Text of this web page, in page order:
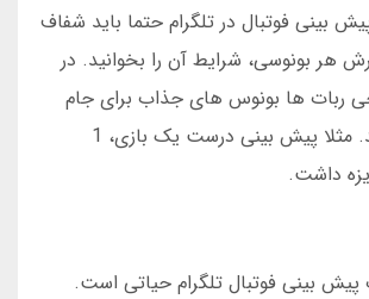
بینی فوتبال در تلگرام حتما باید شفاف
هر بونوسی، شرایط آن را بخوانید. در
برخی ربات ها بونوس های جذاب برای جام
جهانی ارائه دادند. مثلا پیش بینی درست یک بازی، 1
داشت.
پیش بینی فوتبال تلگرام حیاتی است.